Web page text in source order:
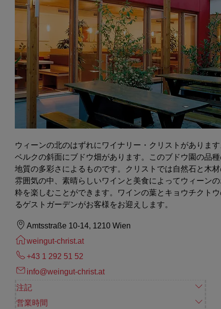
ウィーンの北のはずれにワイナリー・クリストがありま
ベルクの斜面にブドウ畑があります。このブドウ園の品
地質の多彩さによるものです。クリストでは自然石と木
雰囲気の中、素晴らしいワインと美食によってウィーン
粋を楽しむことができます。ワインの葉とキョウチクト
るゲストガーデンがお客様をお迎えします。
Amtsstraße 10-14, 1210 Wien
weingut-christ.at
+43 1 292 51 52
info@weingut-christ.at
注記
営業時間